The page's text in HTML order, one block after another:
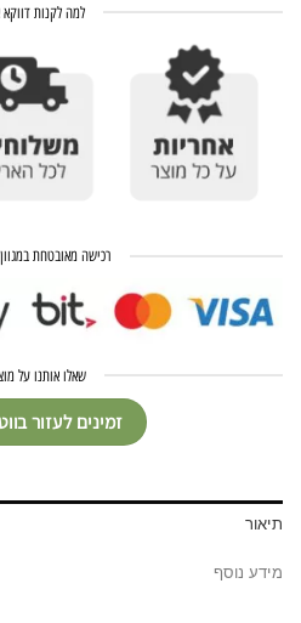
למה לקנות דווקא
רכישה מאובטחת
שאלו אותנו על
זמינים לעזור
תיאור
מידע נוסף